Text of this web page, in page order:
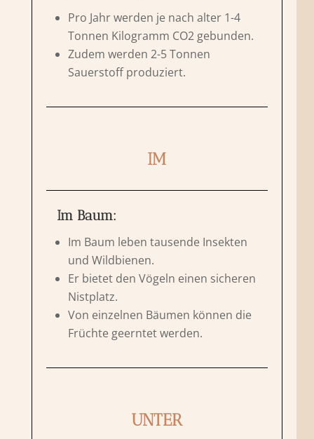
Pro Jahr werden je nach alter 1-4
Tonnen Kilogramm CO2 gebunden.
Zudem werden 2-5 Tonnen
Sauerstoff produziert.
IM
Im Baum:
Im Baum leben tausende Insekten
und Wildbienen.
Er bietet den Vögeln einen sicheren
Nistplatz.
Von einzelnen Bäumen können die
Früchte geerntet werden.
UNTER